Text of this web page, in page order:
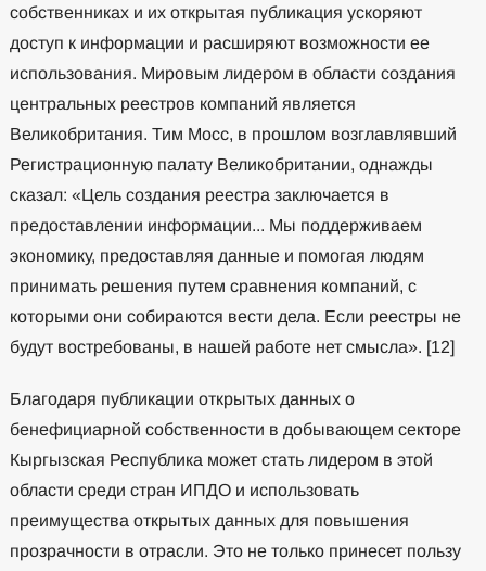
собственниках и их открытая публикация ускоряют
доступ к информации и расширяют возможности ее
использования. Мировым лидером в области создания
центральных реестров компаний является
Великобритания. Тим Мосс, в прошлом возглавлявший
Регистрационную палату Великобритании, однажды
сказал: «Цель создания реестра заключается в
предоставлении информации... Мы поддерживаем
экономику, предоставляя данные и помогая людям
принимать решения путем сравнения компаний, с
которыми они собираются вести дела. Если реестры не
будут востребованы, в нашей работе нет смысла». [12]
Благодаря публикации открытых данных о
бенефициарной собственности в добывающем секторе
Кыргызская Республика может стать лидером в этой
области среди стран ИПДО и использовать
преимущества открытых данных для повышения
прозрачности в отрасли. Это не только принесет пользу